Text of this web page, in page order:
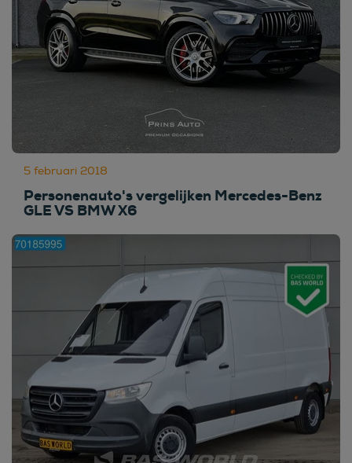
5 februari 2018
Personenauto's vergelijken Mercedes-Benz
GLE VS BMW X6